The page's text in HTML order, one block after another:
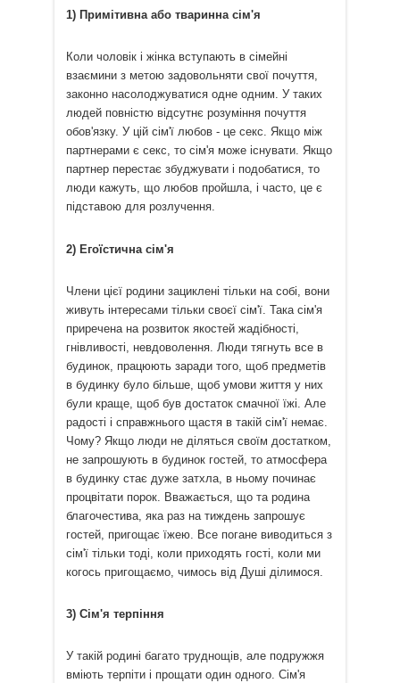
1) Примітивна або тваринна сім'я
Коли чоловік і жінка вступають в сімейні
взаємини з метою задовольняти свої почуття,
законно насолоджуватися одне одним. У таких
людей повністю відсутнє розуміння почуття
обов'язку. У цій сім'ї любов - це секс. Якщо між
партнерами є секс, то сім'я може існувати. Якщо
партнер перестає збуджувати і подобатися, то
люди кажуть, що любов пройшла, і часто, це є
підставою для розлучення.
2) Егоїстична сім'я
Члени цієї родини зациклені тільки на собі, вони
живуть інтересами тільки своєї сім'ї. Така сім'я
приречена на розвиток якостей жадібності,
гнівливості, невдоволення. Люди тягнуть все в
будинок, працюють заради того, щоб предметів
в будинку було більше, щоб умови життя у них
були краще, щоб був достаток смачної їжі. Але
радості і справжнього щастя в такій сім'ї немає.
Чому? Якщо люди не діляться своїм достатком,
не запрошують в будинок гостей, то атмосфера
в будинку стає дуже затхла, в ньому починає
процвітати порок. Вважається, що та родина
благочестива, яка раз на тиждень запрошує
гостей, пригощає їжею. Все погане виводиться з
сім'ї тільки тоді, коли приходять гості, коли ми
когось пригощаємо, чимось від Душі ділимося.
3) Сім'я терпіння
У такій родині багато труднощів, але подружжя
вміють терпіти і прощати один одного. Сім'я